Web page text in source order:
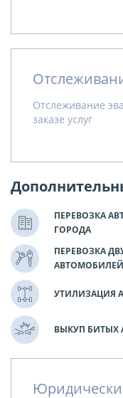
Отслеживание
заказе услуг
ПЕРЕВОЗКА
ГОРОДА
ПЕРЕВОЗКА
УТИЛИЗАЦИЯ
ВЫКУП БИТЫХ